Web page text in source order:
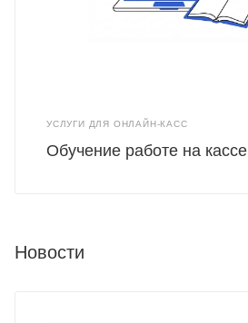
УСЛУГИ ДЛЯ ОНЛАЙН-КАСС
Обучение работе на кассе
Новости